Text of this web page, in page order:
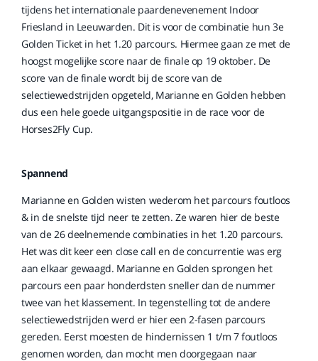
tijdens het internationale paardenevenement Indoor
Friesland in Leeuwarden. Dit is voor de combinatie hun 3e
Golden Ticket in het 1.20 parcours. Hiermee gaan ze met de
hoogst mogelijke score naar de finale op 19 oktober. De
score van de finale wordt bij de score van de
selectiewedstrijden opgeteld, Marianne en Golden hebben
dus een hele goede uitgangspositie in de race voor de
Horses2Fly Cup.
Spannend
Marianne en Golden wisten wederom het parcours foutloos
& in de snelste tijd neer te zetten. Ze waren hier de beste
van de 26 deelnemende combinaties in het 1.20 parcours.
Het was dit keer een close call en de concurrentie was erg
aan elkaar gewaagd. Marianne en Golden sprongen het
parcours een paar honderdsten sneller dan de nummer
twee van het klassement. In tegenstelling tot de andere
selectiewedstrijden werd er hier een 2-fasen parcours
gereden. Eerst moesten de hindernissen 1 t/m 7 foutloos
genomen worden, dan mocht men doorgegaan naar